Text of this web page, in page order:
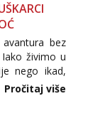
bez
živimo u
nego ikad,
rasprave. Što
Pročitaj više